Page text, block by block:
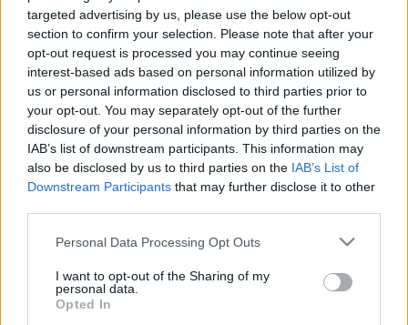
targeted advertising by us, please use the below opt-out
section to confirm your selection. Please note that after your
opt-out request is processed you may continue seeing
interest-based ads based on personal information utilized by
us or personal information disclosed to third parties prior to
your opt-out. You may separately opt-out of the further
disclosure of your personal information by third parties on the
IAB’s list of downstream participants. This information may
also be disclosed by us to third parties on the IAB’s List of
Downstream Participants that may further disclose it to other
Please note that this website/app uses one or more Google
not limited to your visit or usage behaviour. You may click to
grant or deny consent to Google and its third-party tags to
use your data for below specified purposes in below Google
Personal Data Processing Opt Outs
I want to opt-out of the Sharing of my
personal data.
Opted In
miután a Nagyvárosban tanúja lesz, milyen
szörnyűségek zajlanak aCrow Foods üzemeiben
elhatározza, hogy elindítja a kizárólag házilag
termesztett alapanyagokból készített,egészséges
ételek forradalmát. Ennyi a sztorija a Chipotle
kampányfilmjének, amelyben maga a
gyorsétteremlánc csak indirekt módon jelenik meg -
a madárijesztő vegetáriánus tacót készít - és a neve
is csak a film végén látható. Az egész lehetne
didaktikus tanmese (na jó, persze az is), de az
animáció eredeti látványvilága eladja, és a hatáshoz
sokat hozzátesz, ahogyan Fiona Apple éneki alatta
énekelte, ő alakítottaaz 1971-es filmmusicalben
Willy Wonkát és vált ezzel a szerepével az egyik